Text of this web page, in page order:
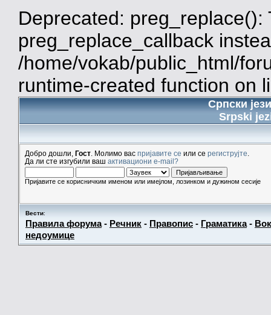
Deprecated:
preg_replace_callback
/home/vokab/public_html/
runtime-created function on
Српски
Srpski
Добро дошли, Гост . Молимо вас пријавите се или се региструјте
Да ли сте изгубили ваш активациони e-mail?
Пријавите се корисничким именом или имејлом, лозинком и дужином сесије
Вести:
Правила форума- Речник - Правопис - Граматика-
недоумице